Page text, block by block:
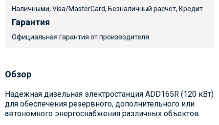
Наличными, Visa/MasterCard, Безналичный расчет, Кредит
Гарантия
Официальная гарантия от производителя
Обзор
Надежная дизельная электростанция ADD165R (120 кВт)
для обеспечения резервного, дополнительного или
автономного энергоснабжения различных объектов.